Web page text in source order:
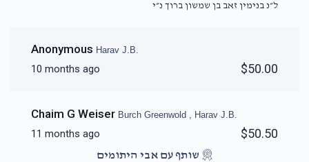
ל״נ בנימין זאב בן שמשון ברוך נ״י
Anonymous Harav J.B.
10 months ago $50.00
Chaim G Weiser Burch Greenwold , Harav J.B.
11 months ago $50.50
שותף עם אבי היתומים